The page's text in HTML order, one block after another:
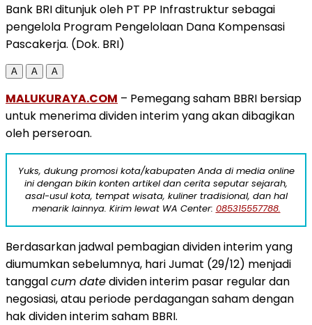
Bank BRI ditunjuk oleh PT PP Infrastruktur sebagai
pengelola Program Pengelolaan Dana Kompensasi
Pascakerja. (Dok. BRI)
A A A
MALUKURAYA.COM – Pemegang saham BBRI bersiap
untuk menerima dividen interim yang akan dibagikan
oleh perseroan.
Yuks, dukung promosi kota/kabupaten Anda di media online
ini dengan bikin konten artikel dan cerita seputar sejarah,
asal-usul kota, tempat wisata, kuliner tradisional, dan hal
menarik lainnya. Kirim lewat WA Center: 085315557788.
Berdasarkan jadwal pembagian dividen interim yang
diumumkan sebelumnya, hari Jumat (29/12) menjadi
tanggalcum datedividen interim pasar regular dan
negosiasi, atau periode perdagangan saham dengan
hak dividen interim saham BBRI.